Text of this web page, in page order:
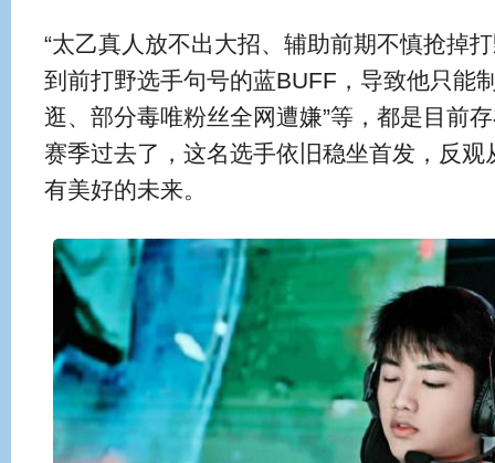
“太乙真人放不出大招、辅助前期不慎抢掉
到前打野选手句号的蓝BUFF，导致他只能
逛、部分毒唯粉丝全网遭嫌”等，都是目前
赛季过去了，这名选手依旧稳坐首发，反
有美好的未来。